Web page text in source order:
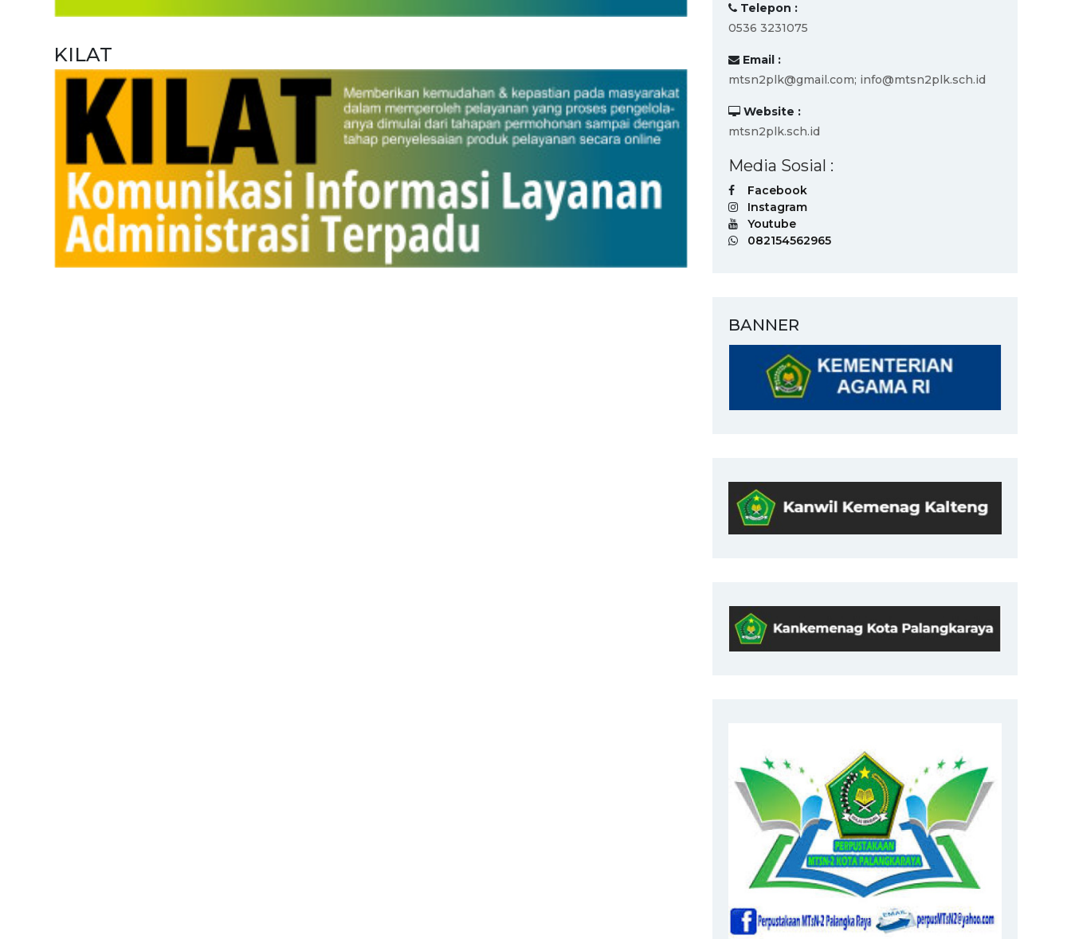
KILAT
Telepon :
0536 3231075
Email :
mtsn2plk@gmail.com; info@mtsn2plk.sch.id
Website :
mtsn2plk.sch.id
Media Sosial :
Facebook
Instagram
Youtube
082154562965
BANNER